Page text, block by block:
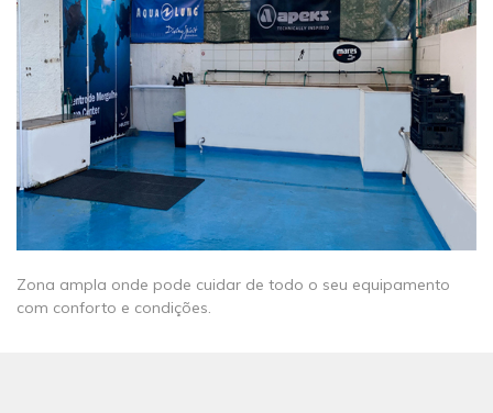
Zona ampla onde pode cuidar de todo o seu equipamento
com conforto e condições.